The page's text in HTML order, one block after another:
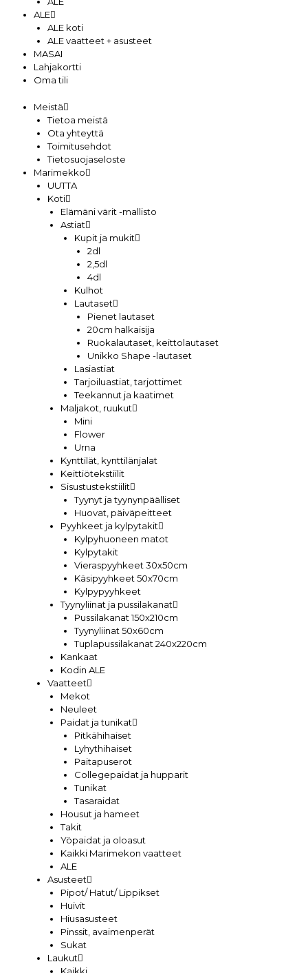
ALE
ALE koti
ALE vaatteet + asusteet
MASAI
Lahjakortti
Oma tili
Meistä
Tietoa meistä
Ota yhteyttä
Toimitusehdot
Tietosuojaseloste
Marimekko
UUTTA
Koti
Elämäni värit -mallisto
Astiat
Kupit ja mukit
2dl
2,5dl
4dl
Kulhot
Lautaset
Pienet lautaset
20cm halkaisija
Ruokalautaset, keittolautaset
Unikko Shape -lautaset
Lasiastiat
Tarjoiluastiat, tarjottimet
Teekannut ja kaatimet
Maljakot, ruukut
Mini
Flower
Urna
Kynttilät, kynttilänjalat
Keittiötekstiilit
Sisustustekstiilit
Tyynyt ja tyynynpäälliset
Huovat, päiväpeitteet
Pyyhkeet ja kylpytakit
Kylpyhuoneen matot
Kylpytakit
Vieraspyyhkeet 30x50cm
Käsipyyhkeet 50x70cm
Kylpypyyhkeet
Tyynyliinat ja pussilakanat
Pussilakanat 150x210cm
Tyynyliinat 50x60cm
Tuplapussilakanat 240x220cm
Kankaat
Kodin ALE
Vaatteet
Mekot
Neuleet
Paidat ja tunikat
Pitkähihaiset
Lyhythihaiset
Paitapuserot
Collegepaidat ja hupparit
Tunikat
Tasaraidat
Housut ja hameet
Takit
Yöpaidat ja oloasut
Kaikki Marimekon vaatteet
ALE
Asusteet
Pipot/ Hatut/ Lippikset
Huivit
Hiusasusteet
Pinssit, avaimenperät
Sukat
Laukut
Kaikki